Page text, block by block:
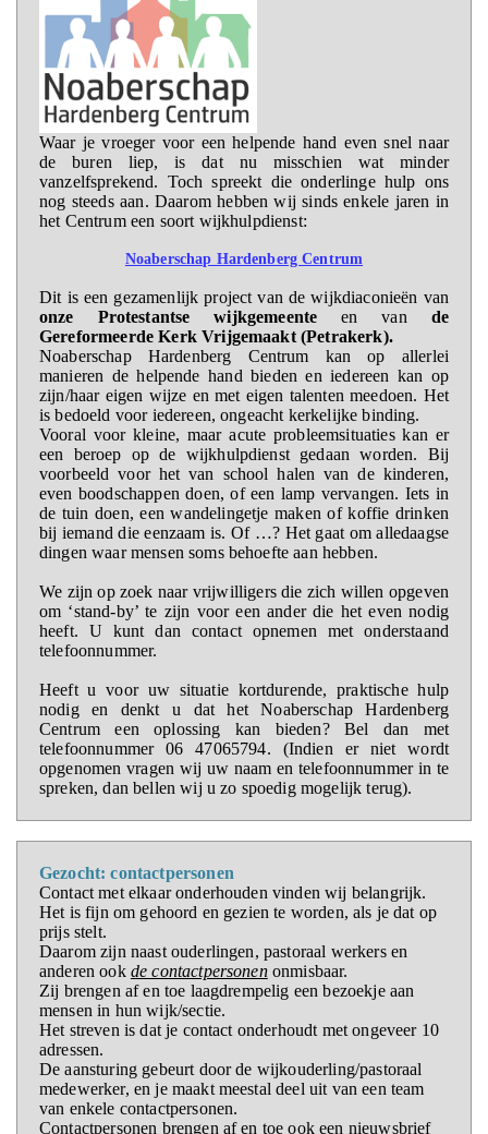
Waar je vroeger voor een helpende hand even snel naar
de buren liep, is dat nu misschien wat minder
vanzelfsprekend. Toch spreekt die onderlinge hulp ons
nog steeds aan. Daarom hebben wij sinds enkele jaren in
het Centrum een soort wijkhulpdienst:
Noaberschap Hardenberg Centrum
Dit is een gezamenlijk project van de wijkdiaconieën van
onze Protestantse wijkgemeenteen van de
Gereformeerde Kerk Vrijgemaakt (Petrakerk).
Noaberschap Hardenberg Centrum kan op allerlei
manieren de helpende hand bieden en iedereen kan op
zijn/haar eigen wijze en met eigen talenten meedoen. Het
is bedoeld voor iedereen, ongeacht kerkelijke binding.
Vooral voor kleine, maar acute probleemsituaties kan er
een beroep op de wijkhulpdienst gedaan worden. Bij
voorbeeld voor het van school halen van de kinderen,
even boodschappen doen, of een lamp vervangen. Iets in
de tuin doen, een wandelingetje maken of koffie drinken
bij iemand die eenzaam is. Of …? Het gaat om alledaagse
dingen waar mensen soms behoefte aan hebben.
We zijn op zoek naar vrijwilligers die zich willen opgeven
om ‘stand-by’ te zijn voor een ander die het even nodig
heeft. U kunt dan contact opnemen met onderstaand
telefoonnummer.
Heeft u voor uw situatie kortdurende, praktische hulp
nodig en denkt u dat het Noaberschap Hardenberg
Centrum een oplossing kan bieden? Bel dan met
telefoonnummer 06 47065794. (Indien er niet wordt
opgenomen vragen wij uw naam en telefoonnummer in te
spreken, dan bellen wij u zo spoedig mogelijk terug).
Gezocht: contactpersonen
Contact met elkaar onderhouden vinden wij belangrijk.
Het is fijn om gehoord en gezien te worden, als je dat op
prijs stelt.
Daarom zijn naast ouderlingen, pastoraal werkers en
anderen ook de contactpersonenonmisbaar.
Zij brengen af en toe laagdrempelig een bezoekje aan
mensen in hun wijk/sectie.
Het streven is dat je contact onderhoudt met ongeveer 10
adressen.
De aansturing gebeurt door de wijkouderling/pastoraal
medewerker, en je maakt meestal deel uit van een team
van enkele contactpersonen.
Contactpersonen brengen af en toe ook een nieuwsbrief